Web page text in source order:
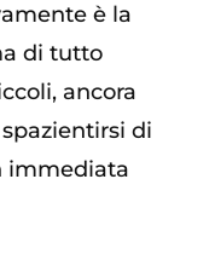
è la
di tutto
ancora
di
immediata